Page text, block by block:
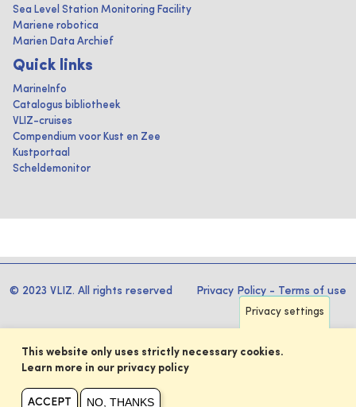
Sea Level Station Monitoring Facility
Mariene robotica
Marien Data Archief
Quick links
MarineInfo
Catalogus bibliotheek
VLIZ-cruises
Compendium voor Kust en Zee
Kustportaal
Scheldemonitor
© 2023 VLIZ. All rights reserved Privacy Policy - Terms of use
Privacy settings
This website only uses strictly necessary cookies.
Learn more in our privacy policy
ACCEPT NO, THANKS